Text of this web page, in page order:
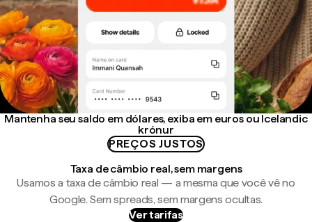
Mantenha seu saldo em dólares, exiba em euros ou Icelandic
krónur
PREÇOS JUSTOS
Taxa de câmbio real, sem margens
Usamos a taxa de câmbio real — a mesma que você vê no
Google. Sem spreads, sem margens ocultas.
Ver tarifas